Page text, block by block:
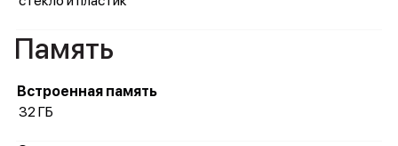
Память
Встроенная память
32 ГБ